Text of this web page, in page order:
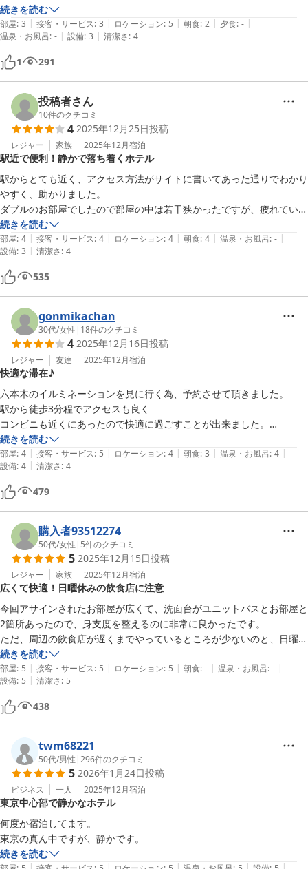
食。価格に対して内容と味が少しアンバランスな気がしました。また部
屋の清掃に関してもテーブルまわりは埃が結構積もっていたり、浴槽に
は前の方の色々残っていたり、もう少しだけ清掃は頑張って欲しい気
も。総合的に良いホテルです。
続きを読む
部屋: 3 | 接客・サービス: 3 | ロケーション: 5 | 朝食: 2 | 夕食: - |
温泉・お風呂: - | 設備: 3 | 清潔さ: 4
1 291
投稿者さん
10件のクチコミ
4 2025年12月25日投稿
レジャー 家族 2025年12月宿泊
駅近で便利！静かで落ち着くホテル
駅からとても近く、アクセス方法がサイトに書いてあった通りでわかり
やすく、助かりました。
ダブルのお部屋でしたので部屋の中は若干狭かったですが、疲れていた
ので小回りがきいて良かったです。
枕元にはUSBタイプの充電口がありました。充電コードが用意してあっ
たのでモバイルバッテリーの充電にお借りしました。欲を言えば、もう
１つくらい、枕元やテーブル近くにコンセントがあると嬉しいです。
静かな場所で、見晴らしの良いお部屋でした。
朝食会場では、後から来た強引なスリッパ軍団を先を越されましたが
（笑）和定食が美味しかったです。
後から知ったのですが、お飲み物は同じものであればおかわり自由だっ
たようで、教えて頂けたらもう少し戴きたかったです。
２階の喫煙所を利用しましたが、夜エレベーターを降りると、薄暗くて
少し怖かったです。
外国人やファミリー層は少ないようで、落ち着いた雰囲気のホテルでし
た。次はもっと余裕を持ってお邪魔して、皇居や靖国神社に足を伸ばし
てみたいです。
続きを読む
部屋: 4 | 接客・サービス: 4 | ロケーション: 4 | 朝食: 4 | 温泉・お風呂: - |
設備: 3 | 清潔さ: 4
535
gonmikachan
30代/女性 | 18件のクチコミ
4 2025年12月16日投稿
レジャー 友達 2025年12月宿泊
快適な滞在♪
六本木のイルミネーションを見に行く為、予約させて頂きました。
駅から徒歩3分程でアクセスも良く
コンビニも近くにあったので快適に過ごすことが出来ました。
お部屋はスタンダードなお部屋でしたが、広さや設備は十分でした。
一点、朝食にデザートが付いていると良いなと思いましたので
今後の期待を込めて4とさせて頂きました。
この度は素敵な滞在をありがとうございました。
続きを読む
部屋: 4 | 接客・サービス: 5 | ロケーション: 4 | 朝食: 3 | 温泉・お風呂: 4 |
設備: 4 | 清潔さ: 4
479
購入者93512274
50代/女性 | 5件のクチコミ
5 2025年12月15日投稿
レジャー 家族 2025年12月宿泊
広くて快適！日曜休みの飲食店に注意
今回アサインされたお部屋が広くて、洗面台がユニットバスとお部屋と
2箇所あったので、身支度を整えるのに非常に良かったです。
ただ、周辺の飲食店が遅くまでやっているところが少ないのと、日曜日
はやっていないところが多いです。
続きを読む
部屋: 5 | 接客・サービス: 5 | ロケーション: 5 | 朝食: - | 温泉・お風呂: - |
設備: 5 | 清潔さ: 5
438
twm68221
50代/男性 |296件のクチコミ
5 2026年1月24日投稿
ビジネス 一人 2025年12月宿泊
東京中心部で静かなホテル
何度か宿泊してます。
東京の真ん中ですが、静かです。
続きを読む